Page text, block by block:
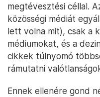
megtévesztési céllal.
közösségi médiát
lett volna mit), csak a
médiumokat, és a
cikkek túlnyomó
rámutatni
Ennek ellenére gond